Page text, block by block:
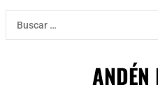
Ir
contenido
Buscar: